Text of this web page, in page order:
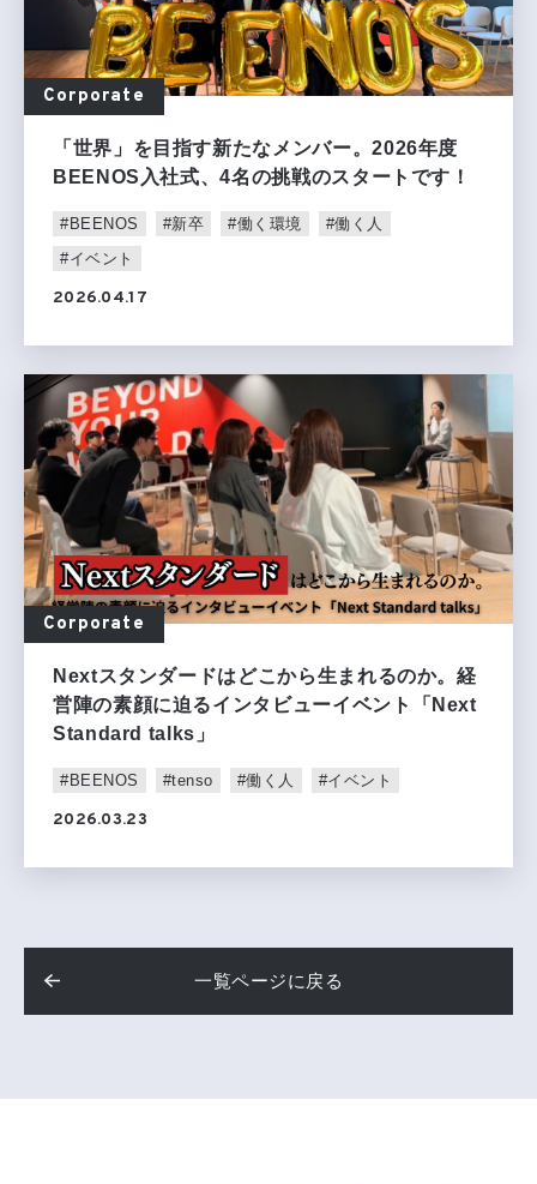
Corporate
「世界」を目指す新たなメンバー。2026年度
BEENOS入社式、4名の挑戦のスタートです！
#BEENOS #新卒 #働く環境
#働く人
#イベント
2026.04.17
Corporate
Nextスタンダードはどこから生まれるのか。経
営陣の素顔に迫るインタビューイベント「Next
Standard talks」
#BEENOS #tenso #働く人 #イベント
2026.03.23
一覧ページに戻る